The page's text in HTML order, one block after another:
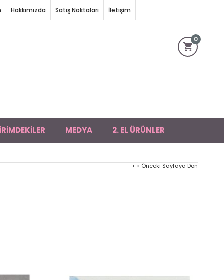
Hakkımızda Satış Noktaları İletişim
0
MEDYA 2. EL ÜRÜNLER
< < Önceki Sayfaya Dön